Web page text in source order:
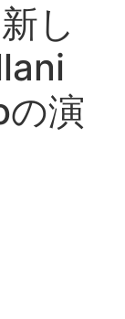
し
演